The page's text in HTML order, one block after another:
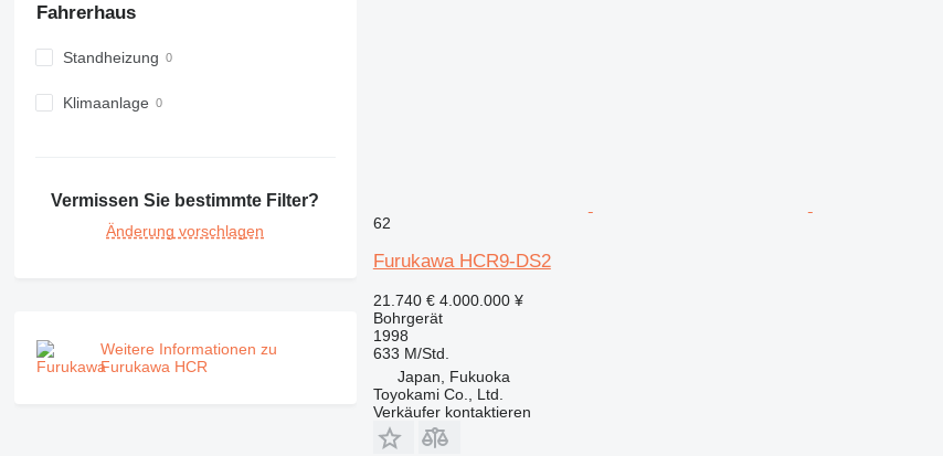
Fahrerhaus
Standheizung
Klimaanlage
Vermissen Sie bestimmte Filter?
Änderung vorschlagen
Weitere Informationen zu
Furukawa HCR
62
Furukawa HCR9-DS2
21.740 € 4.000.000 ¥
Bohrgerät
1998
633 M/Std.
Japan, Fukuoka
Toyokami Co., Ltd.
Verkäufer kontaktieren